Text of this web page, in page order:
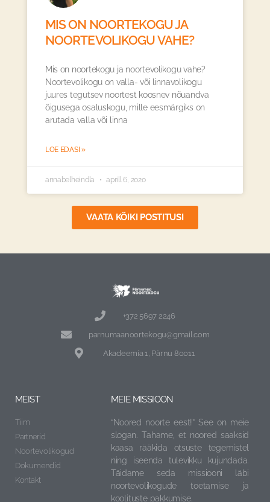
MIS ON NOORTEKOGU JA
NOORTEVOLIKOGU VAHE?
Mis on noortekogu ja noortevolikogu vahe?
Noortevolikogu on valla- või linnavolikogu
juures tegutsev noortest koosnev nõuandva
õigusega osaluskogu, mille eesmärgiks on
arutada valla või linna
LOE EDASI »
annabelheindla aprill 6, 2020
VAATA KÕIKI POSTITUSI
+372 5697 2246
parnumaanoortekogu@gmail.com
Akadeemia 1, Pärnu 80011
MEIST
Tiim
Partnerid
Noortevolikogud
Dokumendid
Kontakt
MEIE MISSIOON
“Noored noorte eest!” See on meie
slogan. Tahame, et noored saaksid
kaasa rääkida otsuste tegemistel
ning iseenda tulevikku kujundada.
Täidame seda missiooni läbi
noortevolikogude toetamise ja
koolituste pakkumise.